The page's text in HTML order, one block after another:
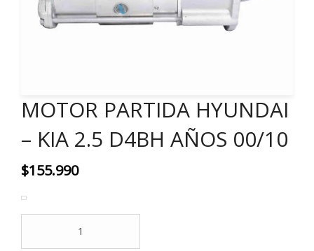
MOTOR PARTIDA HYUNDAI
– KIA 2.5 D4BH AÑOS 00/10
$155.990